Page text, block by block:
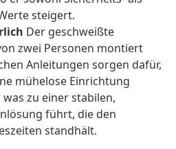
steigert.
Der geschweißte
zwei Personen montiert
Anleitungen sorgen dafür,
mühelose Einrichtung
zu einer stabilen,
führt, die den
standhält.